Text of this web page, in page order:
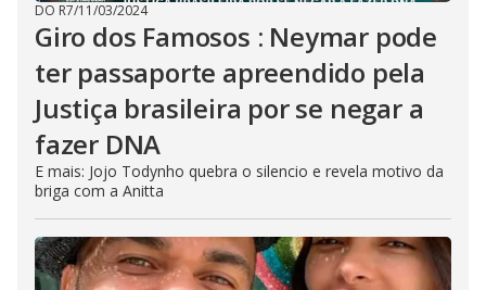
DO R7/11/03/2024
Giro dos Famosos : Neymar pode
ter passaporte apreendido pela
Justiça brasileira por se negar a
fazer DNA
E mais: Jojo Todynho quebra o silencio e revela motivo da
briga com a Anitta